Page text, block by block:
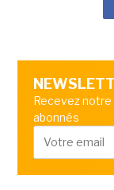
Recevez
abonnés